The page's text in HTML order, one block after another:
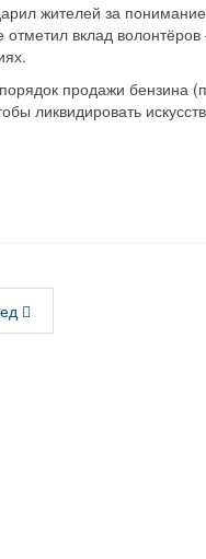
жителей за
вклад
продажи бензина
ликвидировать